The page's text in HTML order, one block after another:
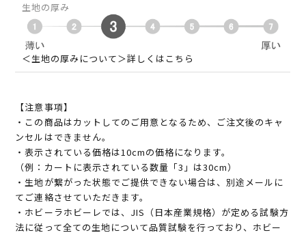
生地の厚み
＜生地の厚みについて＞詳しくはこちら
【注意事項】
・この商品はカットしてのご用意となるため、ご注文後のキャ
ンセルはできません。
・表示されている価格は10cmの価格になります。
（例：カートに表示されている数量「3」は30cm）
・生地が繋がった状態でご提供できない場合は、別途メールに
てご連絡させていただきます。
・ホビーラホビーレでは、JIS（日本産業規格）が定める試験方
法に従って全ての生地について品質試験を行っており、ホビー